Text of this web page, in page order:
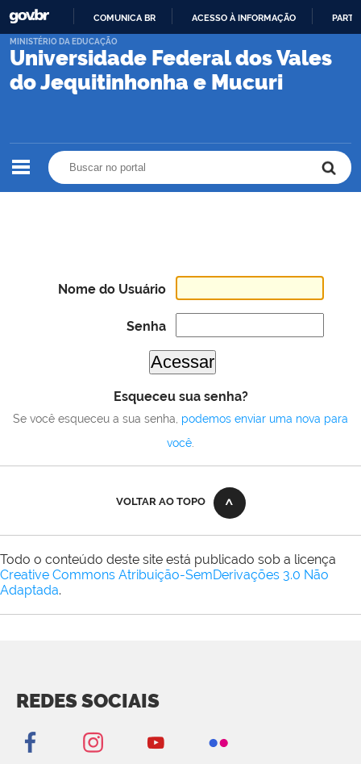
PARA
CONTEÚDO
COMUNICA BR ACESSO À INFORMAÇÃO
Universidade Federal dos Vales
do Jequitinhonha e Mucuri
MINISTÉRIO DA EDUCAÇÃO
Nome do Usuário
Senha
Esqueceu sua senha?
Se você esqueceu a sua senha, podemos enviar uma nova para
você
VOLTAR AO TOPO
Todo o conteúdo deste site está publicado sob a licença
Creative Commons Atribuição-SemDerivações 3.0 Não
Adaptada.
REDES SOCIAIS